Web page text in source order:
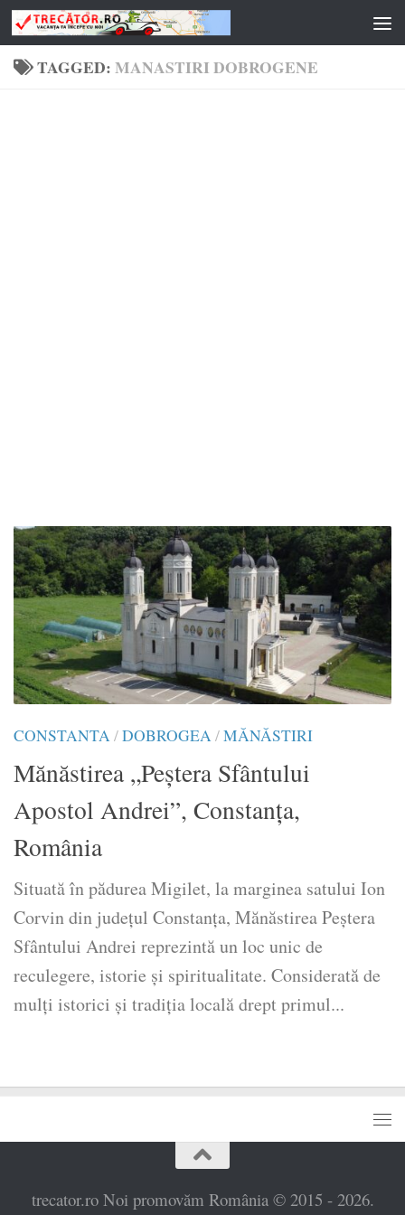
Skip to content
TAGGED:MANASTIRI DOBROGENE
CONSTANTA/DOBROGEA/MĂNĂSTIRI
Mănăstirea „Peștera Sfântului
Apostol Andrei”, Constanța,
România
Situată în pădurea Migilet, la marginea satului Ion
Corvin din județul Constanța, Mănăstirea Peștera
Sfântului Andrei reprezintă un loc unic de
reculegere, istorie și spiritualitate. Considerată de
mulți istorici și tradiția locală drept primul...
trecator.ro Noi promovăm România © 2015 - 2026.